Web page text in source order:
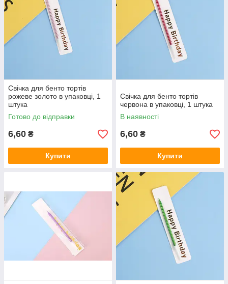
Свічка для бенто тортів
рожеве золото в упаковці, 1
штука
Готово до відправки
6,60 ₴
Купити
Свічка для бенто тортів
червона в упаковці, 1 штука
В наявності
6,60 ₴
Купити